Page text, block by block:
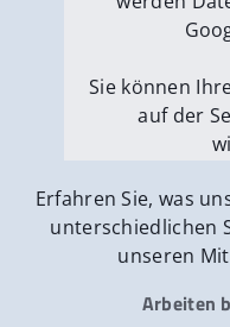
Sie können
auf der
Externe
Erfahren Sie, was
unterschiedlichen
unseren
Arbeiten